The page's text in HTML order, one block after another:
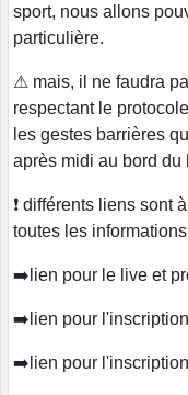
sport, nous allons
particulière.
⚠ mais, il ne faudra
respectant le
les gestes barrières
après midi au bord du
❗️ différents liens sont
toutes les
➡️lien pour le live et
➡️lien pour
➡️lien pour